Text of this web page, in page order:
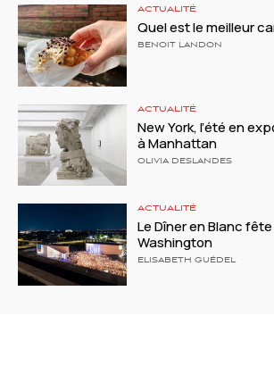
ACTUALITÉ
Quel est le meilleur
BENOIT LANDON
ACTUALITÉ
New York, l’été en
à Manhattan
OLIVIA DESLANDES
ACTUALITÉ
Le Dîner en Blanc
Washington
ELISABETH GUÉDEL